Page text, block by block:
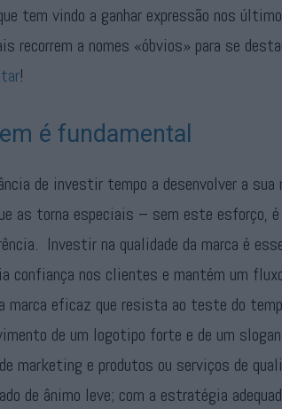
tem vindo a ganhar expressão nos
recorrem a nomes «óbvios» para se
!
é fundamental
de investir tempo a desenvolver a sua
as torna especiais – sem este esforço, é
Investir na qualidade da marca é
confiança nos clientes e mantém um
marca eficaz que resista ao teste do
de um logotipo forte e de um
marketing e produtos ou serviços de
de ânimo leve; com a estratégia